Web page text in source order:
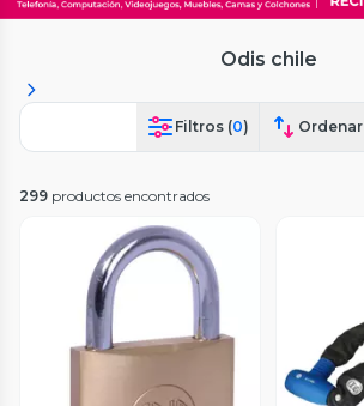
Odis chile
Filtros (0) Ordenar
299 productos encontrados